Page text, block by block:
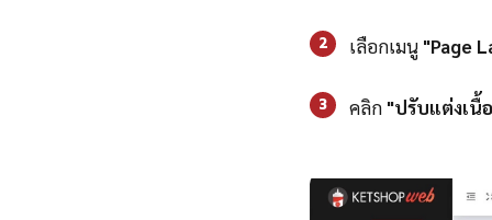
2 เลือกเมนู "Page
3 คลิก "ปรับแต่งเนื้